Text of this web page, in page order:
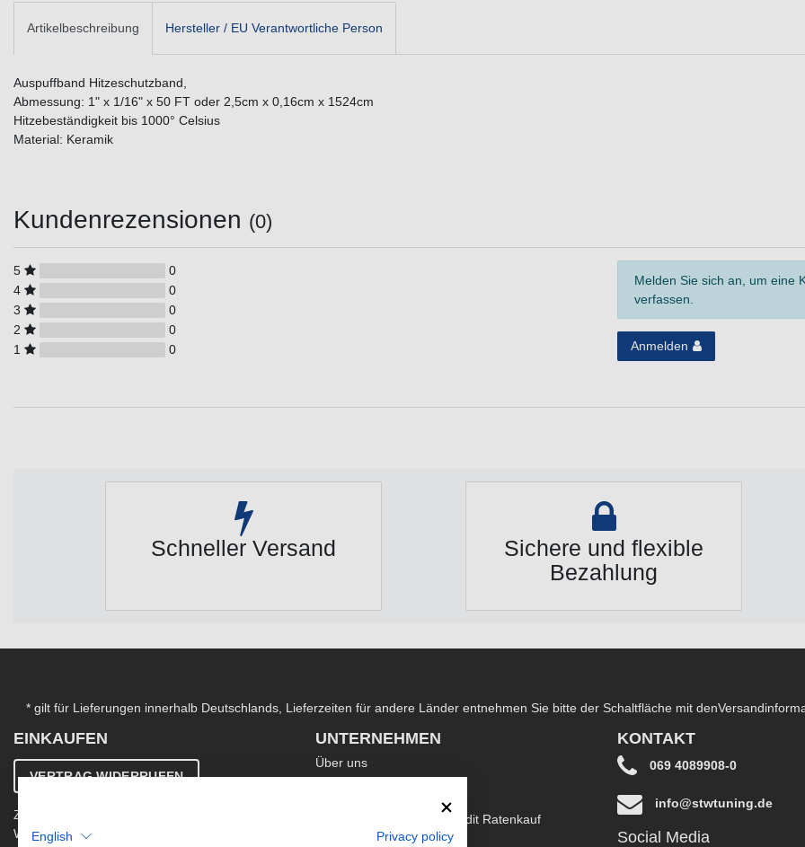
Artikelbeschreibung Hersteller / EU Verantwortliche Person
Auspuffband Hitzeschutzband,
Abmessung: 1" x 1/16" x 50 FT oder 2,5cm x 0,16cm x 1524cm
Hitzebeständigkeit bis 1000° Celsius
Material: Keramik
Kundenrezensionen (0)
5
0
4
0
3
0
2
0
1
0
Melden Sie sich an, um eine
verfassen.
Anmelden
Schneller Versand
Sichere und flexible
Bezahlung
* gilt für Lieferungen innerhalb Deutschlands, Lieferzeiten für andere Länder entnehmen Sie bitte der Schaltfläche mit den
EINKAUFEN
VERTRAG WIDERRUFEN
Zahlung & Versand
Widerrufsbelehrung
UNTERNEHMEN
Über uns
Kontakt
Ergänzende AGB EasyCredit Ratenkauf
Datenschutzerklärung
KONTAKT
069 4089908-0
info@stwtuning.de
Social Media
English Privacy policy